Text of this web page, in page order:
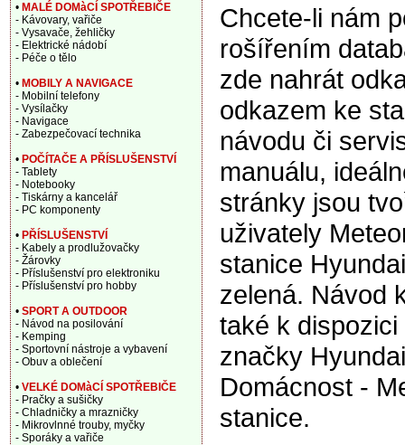
Chcete-li nám
rošířením
zde nahrát
odkazem ke
návodu či
manuálu,
stránky jsou
uživately
stanice
zelená. Návod
také k
značky
Domácnost -
stanice.
• MALÉ DOMàCÍ SPOTŘEBIČE
- Kávovary, vařiče
- Vysavače, žehličky
- Elektrické nádobí
- Péče o tělo
• MOBILY A NAVIGACE
- Mobilní telefony
- Vysílačky
- Navigace
- Zabezpečovací technika
• POČÍTAČE A PŘÍSLUŠENSTVÍ
- Tablety
- Notebooky
- Tiskárny a kancelář
- PC komponenty
• PŘÍSLUŠENSTVÍ
- Kabely a prodlužovačky
- Žárovky
- Příslušenství pro elektroniku
- Příslušenství pro hobby
• SPORT A OUTDOOR
- Návod na posilování
- Kemping
- Sportovní nástroje a vybavení
- Obuv a oblečení
• VELKÉ DOMàCÍ SPOTŘEBIČE
- Pračky a sušičky
- Chladničky a mrazničky
- Mikrovlnné trouby, myčky
- Sporáky a vařiče